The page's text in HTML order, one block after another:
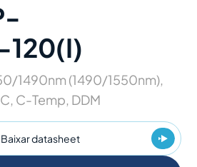
1490nm (1490/1550nm),
C-Temp, DDM
Baixar datasheet